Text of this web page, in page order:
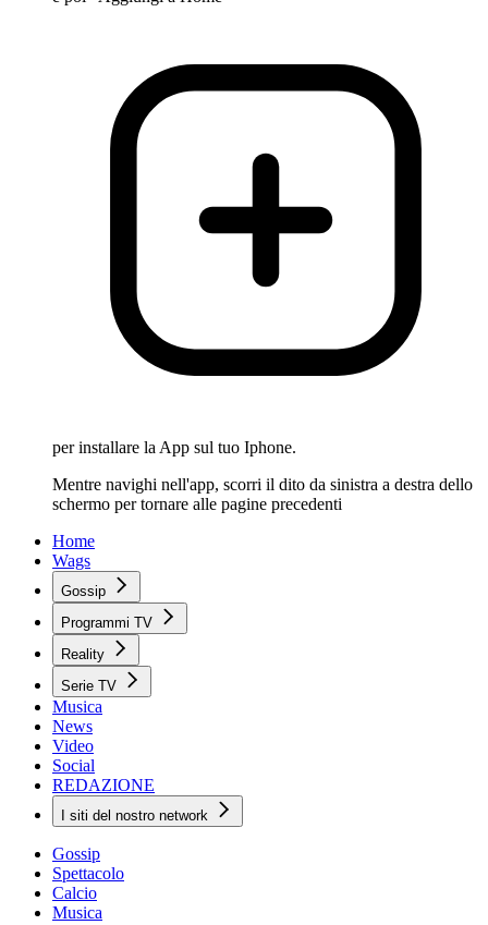
per installare la App sul tuo Iphone.
Mentre navighi nell'app, scorri il dito da sinistra a destra dello
schermo per tornare alle pagine precedenti
Home
Wags
Gossip
Programmi TV
Reality
Serie TV
Musica
News
Video
Social
REDAZIONE
I siti del nostro network
Gossip
Spettacolo
Calcio
Musica